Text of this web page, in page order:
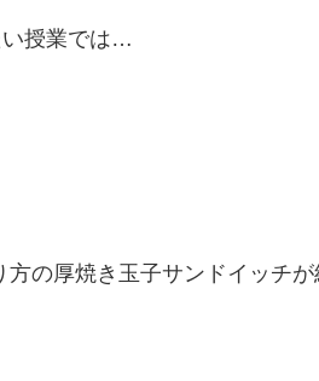
い授業では…
の厚焼き玉子サンドイッチが